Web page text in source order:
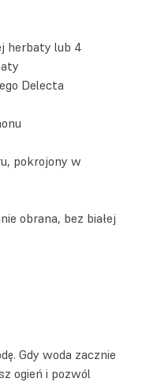
herbaty lub 4
Delecta
pokrojony w
obrana, bez białej
Gdy woda zacznie
ogień i pozwól